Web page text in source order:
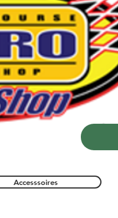
Accesssoires